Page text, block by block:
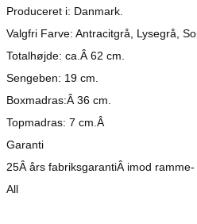
Produceret i: Danmark.
Valgfri Farve: Antracitgrå, Lysegrå,
Totalhøjde: ca.Â 62 cm.
Sengeben: 19 cm.
Boxmadras:Â 36 cm.
Topmadras: 7 cm.Â
Garanti
25Â års fabriksgarantiÂ imod ramme-
All